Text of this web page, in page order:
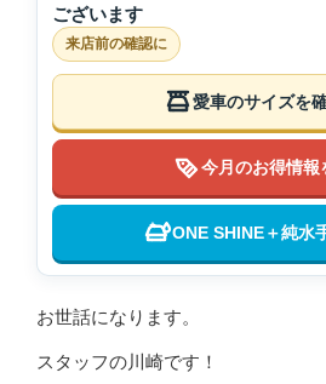
ございます
来店前の確認に
愛車のサイズを
今月のお得情報
ONE SHINE＋純水
お世話になります。
スタッフの川崎です！